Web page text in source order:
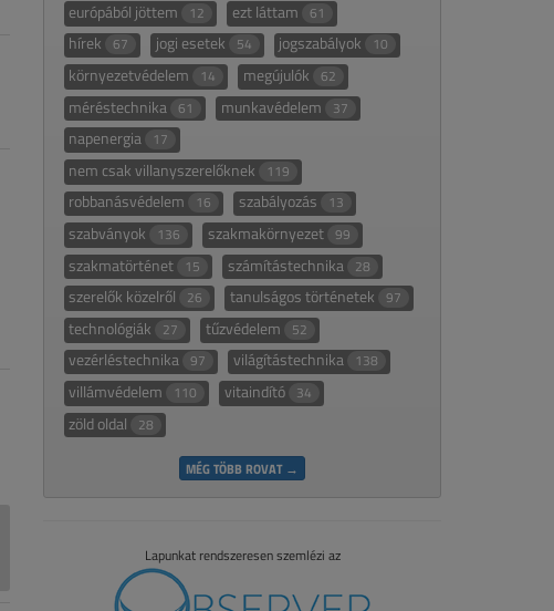
európából jöttem 12 ezt láttam 61
hírek 67 jogi esetek 54 jogszabályok 10
környezetvédelem 14 megújulók 62
méréstechnika 61 munkavédelem 37
napenergia 17
nem csak villanyszerelőknek 119
robbanásvédelem 16 szabályozás 13
szabványok 136 szakmakörnyezet 99
szakmatörténet 15 számítástechnika 28
szerelők közelről 26 tanulságos történetek 97
technológiák 27 tűzvédelem 52
vezérléstechnika 97 világítástechnika 138
villámvédelem 110 vitaindító 34
zöld oldal 28
MÉG TÖBB ROVAT →
Lapunkat rendszeresen szemlézi az